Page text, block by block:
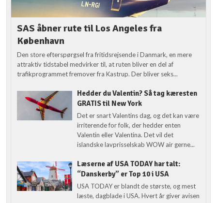
SAS åbner rute til Los Angeles fra
København
Den store efterspørgsel fra fritidsrejsende i Danmark, en mere
attraktiv tidstabel medvirker til, at ruten bliver en del af
trafikprogrammet fremover fra Kastrup. Der bliver seks...
Hedder du Valentin? Så tag kæresten
GRATIS til New York
Det er snart Valentins dag, og det kan være
irriterende for folk, der hedder enten
Valentin eller Valentina. Det vil det
islandske lavprisselskab WOW air gerne...
Læserne af USA TODAY har talt:
“Danskerby” er Top 10 i USA
USA TODAY er blandt de største, og mest
læste, dagblade i USA. Hvert år giver avisen